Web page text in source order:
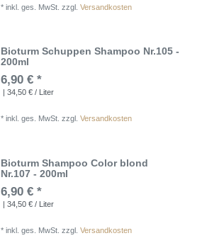
*inkl. ges. MwSt. zzgl.Versandkosten
Bioturm Schuppen Shampoo Nr.105 -
200ml
6,90 € *
| 34,50 € / Liter
*inkl. ges. MwSt. zzgl.Versandkosten
Bioturm Shampoo Color blond
Nr.107 - 200ml
6,90 € *
| 34,50 € / Liter
*inkl. ges. MwSt. zzgl.Versandkosten